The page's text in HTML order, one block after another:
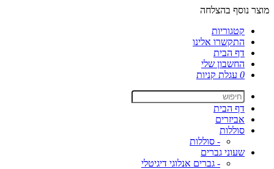
מוצר נוסף בהצלחה
קטגוריות
התקשרו אלינו
דף הבית
החשבון שלי
0 עגלת קניות
דף הבית
אביזרים
סוללות
- סוללות
שעוני גברים
- גברים אנלוגי דיגיטלי